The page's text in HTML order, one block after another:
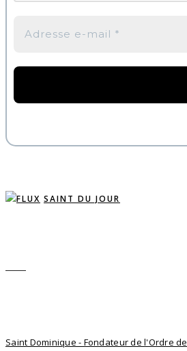
SAINT DU JOUR
Saint Dominique - Fondateur de l'Ordre